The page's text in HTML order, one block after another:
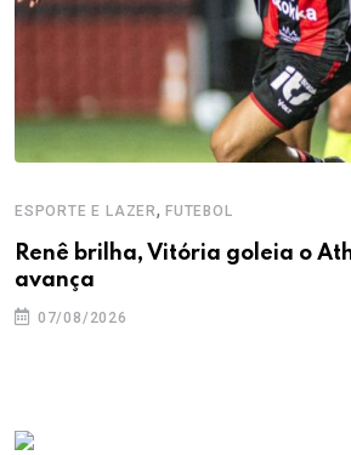
ESPORTE E LAZER, FUTEBOL
Renê brilha, Vitória goleia o
avança
07/08/2026